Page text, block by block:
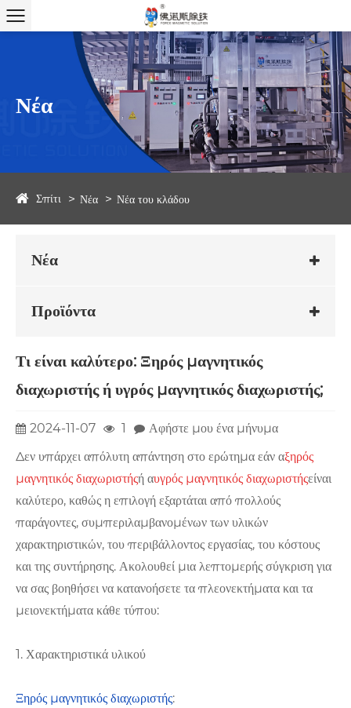
Νέα
Σπίτι Νέα Νέα του κλάδου
Νέα
Προϊόντα
Τι είναι καλύτερο: Ξηρός μαγνητικός
διαχωριστής ή υγρός μαγνητικός διαχωριστής;
2024-11-07 1
Αφήστε μου ένα μήνυμα
Δεν υπάρχει απόλυτη απάντηση στο ερώτημα εάν αξηρός
μαγνητικός διαχωριστήςή αυγρός μαγνητικός διαχωριστήςείναι
καλύτερο, καθώς η επιλογή εξαρτάται από πολλούς
παράγοντες, συμπεριλαμβανομένων των υλικών
χαρακτηριστικών, του περιβάλλοντος εργασίας, του κόστους
και της συντήρησης. Ακολουθεί μια λεπτομερής σύγκριση για
να σας βοηθήσει να κατανοήσετε τα πλεονεκτήματα και τα
μειονεκτήματα κάθε τύπου:
1. Χαρακτηριστικά υλικού
Ξηρός μαγνητικός διαχωριστής: